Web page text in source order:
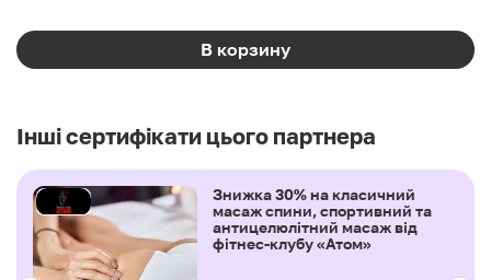
В корзину
Інші сертифікати цього партнера
Знижка 30% на класичний
масаж спини, спортивний та
антицелюлітний масаж від
фітнес-клубу «Атом»